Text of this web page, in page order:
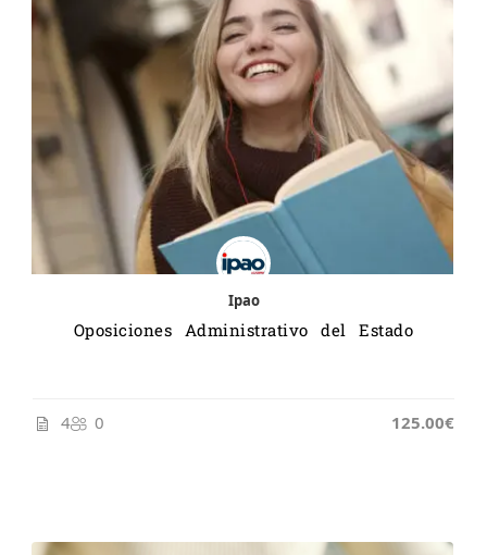
Ipao
Oposiciones Administrativo del Estado
4 0 125.00€